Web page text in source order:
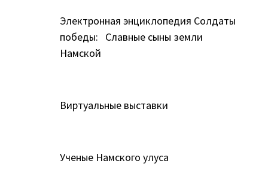
Электронная энциклопедия Солдаты
победы: Славные сыны земли
Намской
Виртуальные выставки
Ученые Намского улуса